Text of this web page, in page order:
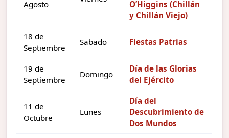
Agosto
O’Higgins (Chillán
y Chillán Viejo)
18 de
Septiembre
Sabado Fiestas Patrias
19 de
Septiembre
Domingo
Día de las Glorias
del Ejército
11 de
Octubre
Lunes
Día del
Descubrimiento de
Dos Mundos